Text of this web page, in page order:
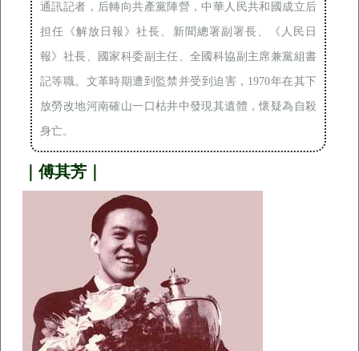
通訊記者，后轉向共產黨陣營，中華人民共和國成立后
担任《解放日報》社長、新聞總署副署長、《人民日
報》社長、國家科委副主任、全國科協副主席兼黨組書
記等職。文革時期遭到監禁并受到迫害，1970年在其下
放勞改地河南確山一口枯井中發現其遺體，懷疑為自殺
身亡。
｜傅其芳｜